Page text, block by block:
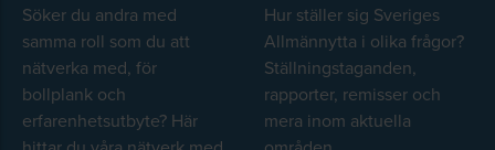
Söker du andra med
samma roll som du att
nätverka med, för
bollplank och
erfarenhetsutbyte? Här
Hur ställer sig Sveriges
Allmännytta i olika frågor?
Ställningstaganden,
rapporter, remisser och
mera inom aktuella